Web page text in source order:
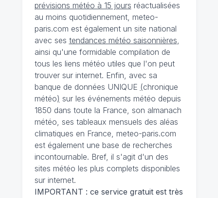
prévisions météo à 15 jours réactualisées
au moins quotidiennement, meteo-
paris.com est également un site national
avec ses tendances météo saisonnières,
ainsi qu'une formidable compilation de
tous les liens météo utiles que l'on peut
trouver sur internet. Enfin, avec sa
banque de données UNIQUE (chronique
météo) sur les événements météo depuis
1850 dans toute la France, son almanach
météo, ses tableaux mensuels des aléas
climatiques en France, meteo-paris.com
est également une base de recherches
incontournable. Bref, il s'agit d'un des
sites météo les plus complets disponibles
sur internet.
IMPORTANT : ce service gratuit est très